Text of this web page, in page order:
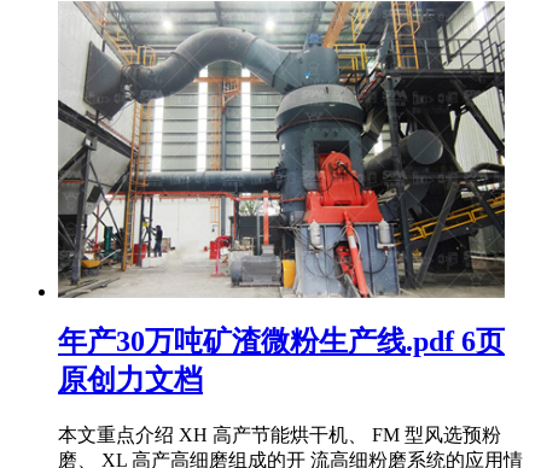
年产30万吨矿渣微粉生产线.pdf 6页
原创力文档
本文重点介绍 XH 高产节能烘干机、 FM 型风选预粉
磨、 XL 高产高细磨组成的开 流高细粉磨系统的应用情